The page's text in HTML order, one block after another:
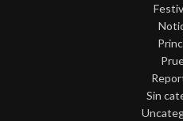
Sin